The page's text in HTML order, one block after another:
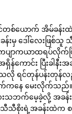
င်တစ်ယောက် အိမ်ခန်း
ခန်းမှ ဒေါ်လေးဖြစ်
ပျာကယာထရပ်လိုက်ပ
ာင်း ပြီးခါနီးအ
သလို ရင်တုန်ပန်းတုန်လ
က်ကနေ မေးလိုက်သည်။
းသဘက်မေ့ခဲ့လို့ အခန်း
သီသီစိုးရဲ့အခန်းထဲက